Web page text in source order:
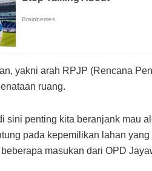
yakni arah RPJP (Rencana
ruang.
sini penting kita beranjank mau
pada kepemilikan lahan yang
masukan dari OPD